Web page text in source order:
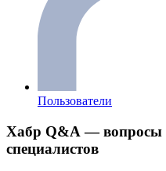
Пользователи
Хабр Q&A — вопросы
специалистов